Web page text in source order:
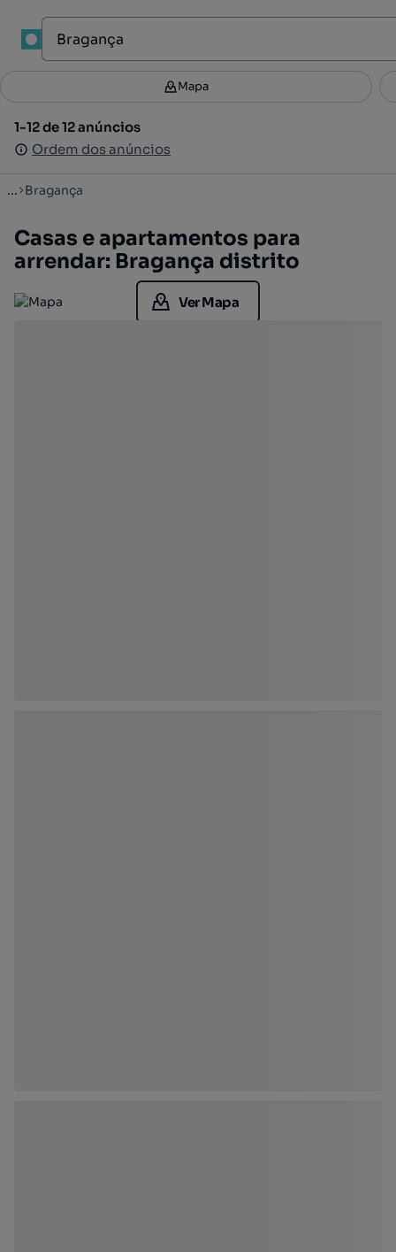
Filtros 2
1-12 de 12 anúncios
Ordem dos anúncios
Mapa
1-12 de 12 anúncios
Ordem dos anúncios
... Bragança
Casas e apartamentos para
arrendar: Bragança distrito
Ver Mapa